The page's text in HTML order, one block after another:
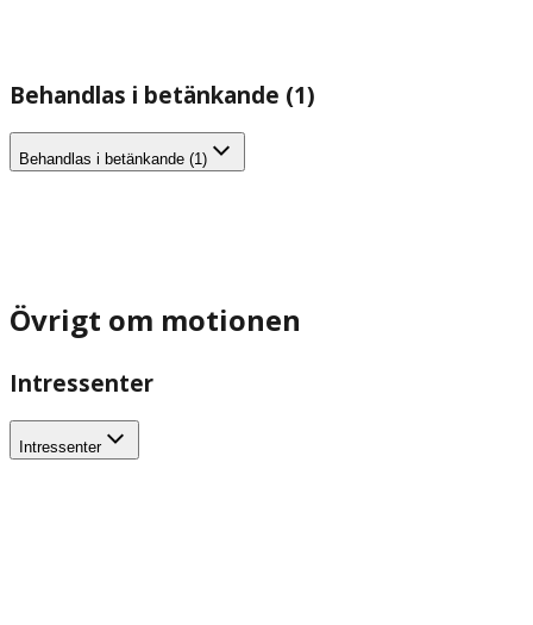
Behandlas i betänkande (1)
Behandlas i betänkande (1)
Övrigt om motionen
Intressenter
Intressenter